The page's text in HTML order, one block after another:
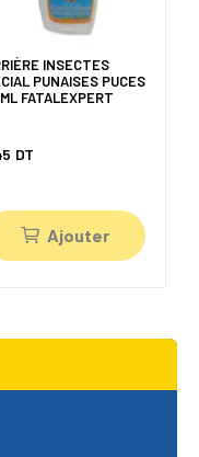
INSECTES
PUNAISES PUCES
FATALEXPERT
DT
Ajouter